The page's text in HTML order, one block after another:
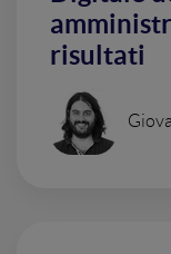
risultati